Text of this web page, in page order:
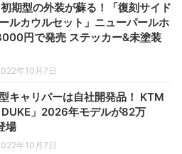
初期型の外装が蘇る！「復刻サイド
ルカウルセット」ニューパールホ
円で発売 ステッカー&未塗装
年10月7日
型キャリパーは自社開発品！ KTM
」2026年モデルが82万
場
年10月7日